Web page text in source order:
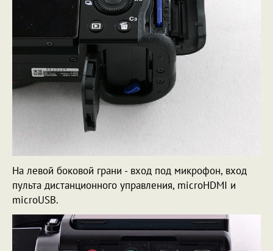
На левой боковой грани - вход под микрофон, вход
пульта дистанционного управления, microHDMI и
microUSB.